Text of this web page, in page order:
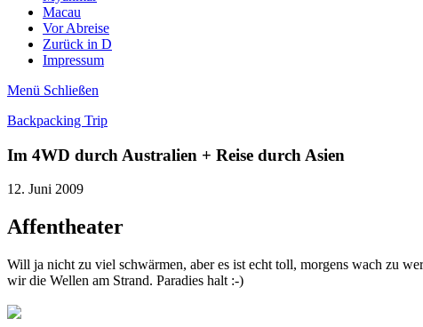
Macau
Vor Abreise
Zurück in D
Impressum
Menü Schließen
Backpacking Trip
Im 4WD durch Australien + Reise durch Asien
12. Juni 2009
Affentheater
Will ja nicht zu viel schwärmen, aber es ist echt toll, morgens wach zu
wir die Wellen am Strand. Paradies halt :-)